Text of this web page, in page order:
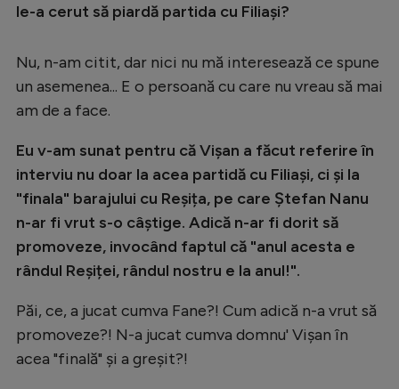
Alte sporturi
JO 2024
JO 2026
Intră în cont
Creează cont
le-a cerut să piardă partida cu Filiași?
Nu, n-am citit, dar nici nu mă interesează ce spune
un asemenea... E o persoană cu care nu vreau să mai
am de a face.
Eu v-am sunat pentru că Vișan a făcut referire în
interviu nu doar la acea partidă cu Filiași, ci și la
"finala" barajului cu Reșița, pe care Ștefan Nanu
n-ar fi vrut s-o câștige. Adică n-ar fi dorit să
promoveze, invocând faptul că "anul acesta e
rândul Reșiței, rândul nostru e la anul!".
Păi, ce, a jucat cumva Fane?! Cum adică n-a vrut să
promoveze?! N-a jucat cumva domnu' Vișan în
acea "finală" și a greșit?!